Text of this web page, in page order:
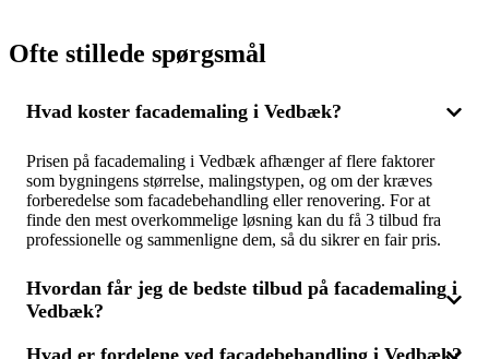
Ofte stillede spørgsmål
Hvad koster facademaling i Vedbæk?
Prisen på facademaling i Vedbæk afhænger af flere faktorer
som bygningens størrelse, malingstypen, og om der kræves
forberedelse som facadebehandling eller renovering. For at
finde den mest overkommelige løsning kan du få 3 tilbud fra
professionelle og sammenligne dem, så du sikrer en fair pris.
Hvordan får jeg de bedste tilbud på facademaling i
Vedbæk?